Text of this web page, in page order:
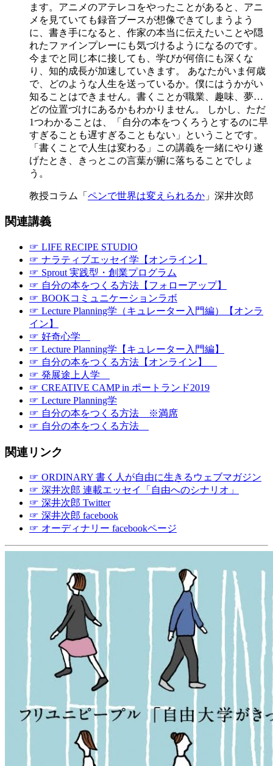
ます。アニメのアテレコをやったことがあると、アニ
メを見ていても録音ブースが想像できてしまうよう
に、書き手になると、作家の本当に伝えたいことや隠
れたファインプレーにも気づけるようになるのです。
今までと同じ本に接しても、学びが何倍にも深くな
り、知的成長が加速していきます。 あなたがいま何歳
で、どのような人生を送っているか。僕にはうかがい
知ることはできません。書くことが職業、趣味、夢…
どの位置づけにあるかもわかりません。 しかし、ただ
1つわかることは、「自分の本をつくろうとするのに早
すぎることも遅すぎることもない」ということです。
「書くことで人生は変わる」この講義を一緒にやり遂
げたとき、きっとこの言葉が腑に落ちることでしょ
う。
教授コラム「 ペンで世界は変えられるか 」深井次郎
関連講義
☞ LIFE RECIPE STUDIO
☞ ナラティブエッセイ学【オンライン】
☞ Sprout 実践型・創業プログラム
☞ 自分の本をつくる方法【フォローアップ】
☞ BOOKコミュニケーションラボ
☞ Lecture Planning学（キュレーター入門編）【オンラ
イン】
☞ 好奇心学
☞ Lecture Planning学【キュレーター入門編】
☞ 自分の本をつくる方法【オンライン】
☞ 発展途上人学
☞ CREATIVE CAMP in ポートランド2019
☞ Lecture Planning学
☞ 自分の本をつくる方法 ※満席
☞ 自分の本をつくる方法
関連リンク
☞ ORDINARY 書く人が自由に生きるウェブマガジン
☞ 深井次郎 連載エッセイ「自由へのシナリオ」
☞ 深井次郎 Twitter
☞ 深井次郎 facebook
☞ オーディナリー facebookページ